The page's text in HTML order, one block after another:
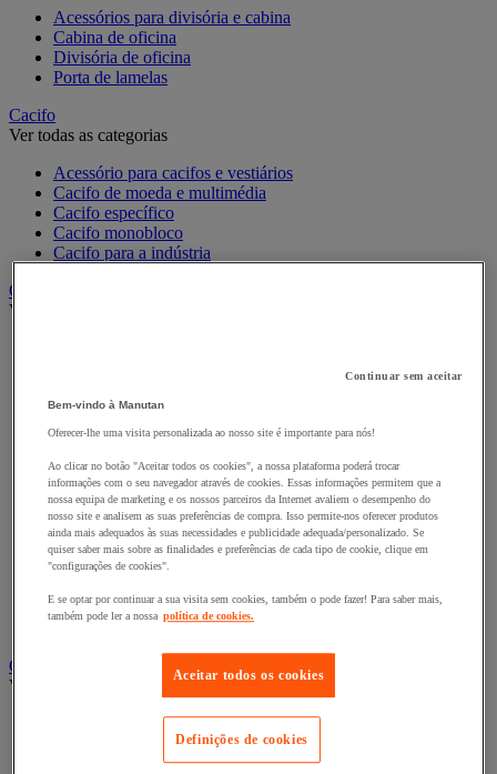
Acessórios para divisória e cabina
Cabina de oficina
Divisória de oficina
Porta de lamelas
Cacifo
Ver todas as categorias
Acessório para cacifos e vestiários
Cacifo de moeda e multimédia
Cacifo específico
Cacifo monobloco
Cacifo para a indústria
Carro e reboque de movimentação industriais
Ver todas as categorias
Carro de inox e alumínio
Carro de nível constante
Carro dobrável
Carro eléctrico
Carro em fio de aço
Carro para caixas
Carro para carga comprida e volumosa
Carros com espaldar fixo e taipal
Reboque industrial
Serviço e Manipulação
Contentor móvel gradeado
Ver todas as categorias
Acessórios para contentor móvel
Contentor móvel de segurança
Contentor móvel encaixável
Continuar sem aceitar
Bem-vindo à Manutan
Oferecer-lhe uma visita personalizada ao nosso site é importante para nós!
Ao clicar no botão "Aceitar todos os cookies", a nossa plataforma poderá trocar
informações com o seu navegador através de cookies. Essas informações permitem que a
nossa equipa de marketing e os nossos parceiros da Internet avaliem o desempenho do
nosso site e analisem as suas preferências de compra. Isso permite-nos oferecer produtos
ainda mais adequados às suas necessidades e publicidade adequada/personalizado. Se
quiser saber mais sobre as finalidades e preferências de cada tipo de cookie, clique em
"configurações de cookies".
E se optar por continuar a sua visita sem cookies, também o pode fazer! Para saber mais,
também pode ler a nossa política de cookies.
Aceitar todos os cookies
Definições de cookies